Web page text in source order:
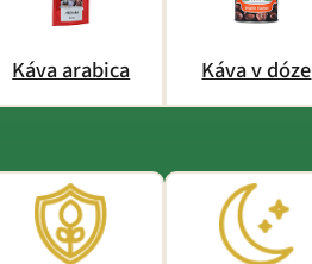
Káva arabica Káva v dóze